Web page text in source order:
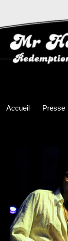
Accueil Presse